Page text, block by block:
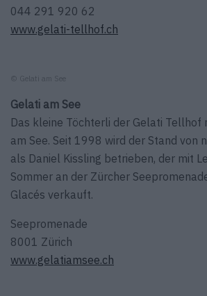
044 291 920 62
www.gelati-tellhof.ch
© Gelati am See
Gelati am See
Das kleine Töchterli der Gelati Tellhof
am See. Seit 1998 wird der Stand von
als Daniel Kissling betrieben, der mit
Sommer an der Zürcher
Glacés verkauft.
Seepromenade
8001 Zürich
www.gelatiamsee.ch